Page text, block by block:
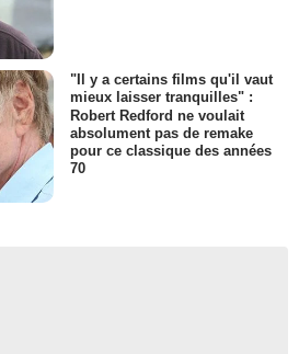
"Il y a certains films qu'il vaut
mieux laisser tranquilles" :
Robert Redford ne voulait
absolument pas de remake
pour ce classique des années
70